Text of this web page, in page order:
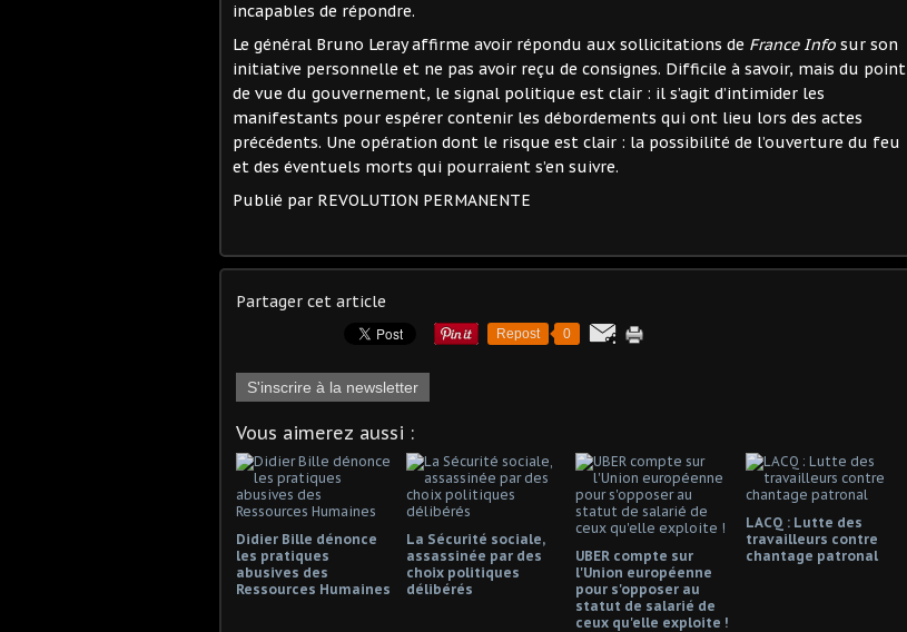
incapables de répondre.
Le général Bruno Leray affirme avoir répondu aux sollicitations de France Info sur son
initiative personnelle et ne pas avoir reçu de consignes. Difficile à savoir, mais du point
de vue du gouvernement, le signal politique est clair : il s’agit d’intimider les
manifestants pour espérer contenir les débordements qui ont lieu lors des actes
précédents. Une opération dont le risque est clair : la possibilité de l’ouverture du feu
et des éventuels morts qui pourraient s’en suivre.
Publié par REVOLUTION PERMANENTE
Partager cet article
Repost 0
S'inscrire à la newsletter
Vous aimerez aussi :
Didier Bille dénonce
les pratiques
abusives des
Ressources Humaines
La Sécurité sociale,
assassinée par des
choix politiques
délibérés
UBER compte sur
l'Union européenne
pour s'opposer au
statut de salarié de
ceux qu'elle exploite !
LACQ : Lutte des
travailleurs contre
chantage patronal